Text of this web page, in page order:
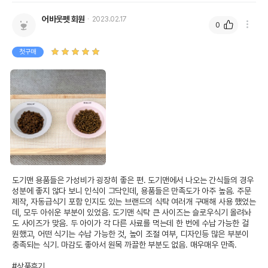
어바웃펫 회원 2023.02.17
첫구매
도기맨 용품들은 가성비가 굉장히 좋은 편. 도기맨에서 나오는 간식들의 경우
성분에 좋지 않다 보니 인식이 그닥인데, 용품들은 만족도가 아주 높음. 주문
제작, 자동급식기 포함 인지도 있는 브랜드의 식탁 여러개 구매해 사용 했었는
데, 모두 아쉬운 부분이 있었음. 도기맨 식탁 큰 사이즈는 슬로우식기 올려놔
도 사이즈가 맞음. 두 아이가 각 다른 사료를 먹는데 한 번에 수납 가능한 걸
원했고, 어떤 식기는 수납 가능한 것, 높이 조절 여부, 디자인등 많은 부분이
충족되는 식기. 마감도 좋아서 원목 까끌한 부분도 없음. 매우매우 만족.
0